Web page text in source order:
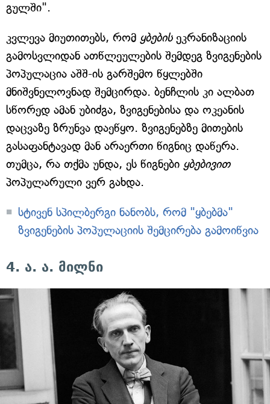
გულში".
კვლევა მიუთითებს, რომ ყბებისეკრანიზაციის
გამოსვლიდან ათწლეულების შემდეგ ზვიგენების
პოპულაცია აშშ-ის გარშემო წყლებში
მნიშვნელოვნად შემცირდა. ბენჩლის კი ალბათ
სწორედ ამან უბიძგა, ზვიგენებისა და ოკეანის
დაცვაზე ზრუნვა დაეწყო. ზვიგენებზე მითების
გასაფანტავად მან არაერთი წიგნიც დაწერა.
თუმცა, რა თქმა უნდა, ეს წიგნები ყბებივით
პოპულარული ვერ გახდა.
სტივენ სპილბერგი ნანობს, რომ "ყბებმა"
ზვიგენების პოპულაციის შემცირება გამოიწვია
4. ა. ა. მილნი